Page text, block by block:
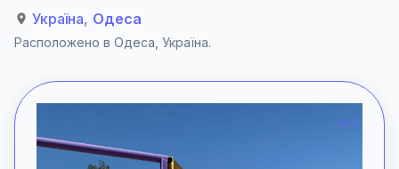
Україна, Одеса
Расположено в Одеса Україна.
1 of 2